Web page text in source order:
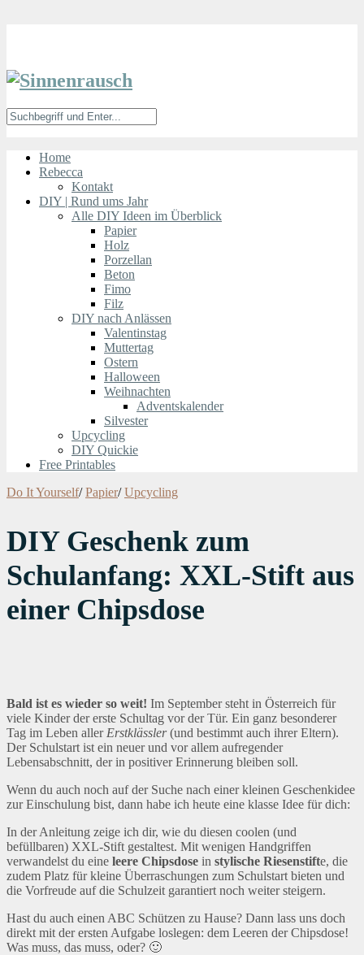
Home
Rebecca
Kontakt
DIY | Rund ums Jahr
Alle DIY Ideen im Überblick
Papier
Holz
Porzellan
Beton
Fimo
Filz
DIY nach Anlässen
Valentinstag
Muttertag
Ostern
Halloween
Weihnachten
Adventskalender
Silvester
Upcycling
DIY Quickie
Free Printables
Do It Yourself/ Papier/ Upcycling
DIY Geschenk zum
Schulanfang: XXL-Stift aus
einer Chipsdose
Bald ist es wieder so weit! Im September steht in Österreich für
viele Kinder der erste Schultag vor der Tür. Ein ganz besonderer
Tag im Leben aller Erstklässler(und bestimmt auch ihrer Eltern).
Der Schulstart ist ein neuer und vor allem aufregender
Lebensabschnitt, der in positiver Erinnerung bleiben soll.
Wenn du auch noch auf der Suche nach einer kleinen Geschenkidee
zur Einschulung bist, dann habe ich heute eine klasse Idee für dich:
In der Anleitung zeige ich dir, wie du diesen coolen (und
befüllbaren) XXL-Stift gestaltest. Mit wenigen Handgriffen
verwandelst du eine leere Chipsdose in stylische Riesenstifte, die
zudem Platz für kleine Überraschungen zum Schulstart bieten und
die Vorfreude auf die Schulzeit garantiert noch weiter steigern.
Hast du auch einen ABC Schützen zu Hause? Dann lass uns doch
direkt mit der ersten Aufgabe loslegen: dem Leeren der Chipsdose!
Was muss, das muss, oder? 🙂